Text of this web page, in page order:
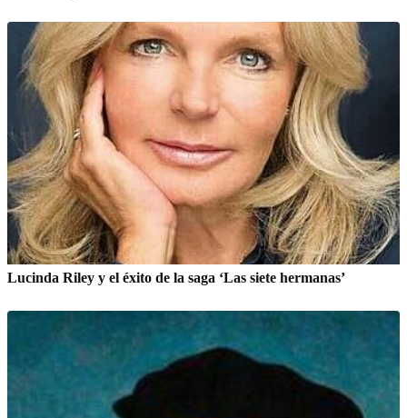
Lucinda Riley y el éxito de la saga ‘Las siete hermanas’